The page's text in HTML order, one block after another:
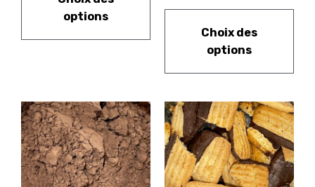
options
Choix des
options